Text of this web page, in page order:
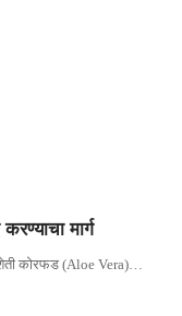
मार्ग
कोरफड (Aloe Vera)…